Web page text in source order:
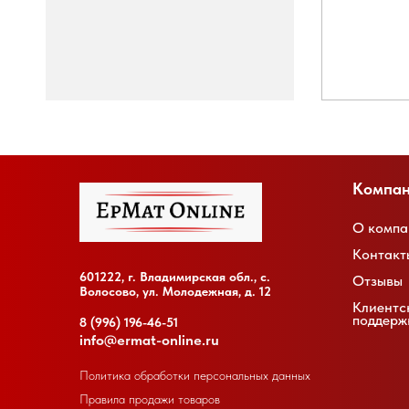
601222, г. Владимирская обл., с.
Волосово, ул. Молодежная, д. 12
8 (996) 196-46-51
info@ermat-online.ru
Политика обработки персональных данных
Правила продажи товаров
О
Отзывы